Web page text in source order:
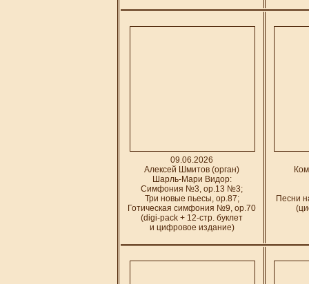
09.06.2026
Алексей Шмитов (орган)
Шарль-Мари Видор:
Симфония №3, op.13 №3;
Три новые пьесы, op.87;
Готическая симфония №9, op.70
(digi-pack + 12-стр. буклет
и цифровое издание)
Песни